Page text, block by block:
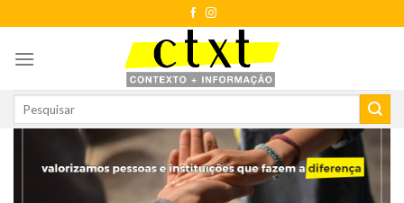
to
content